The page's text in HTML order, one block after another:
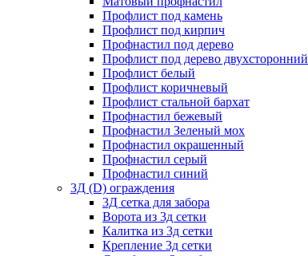
Профлист под камень
Профлист под кирпич
Профнастил под дерево
Профлист под дерево двухсторонний
Профлист белый
Профлист коричневый
Профлист стальной бархат
Профнастил бежевый
Профнастил Зеленый мох
Профнастил окрашенный
Профнастил серый
Профнастил синий
3Д (D) ограждения
3Д сетка для забора
Ворота из 3д сетки
Калитка из 3д сетки
Крепление 3д сетки